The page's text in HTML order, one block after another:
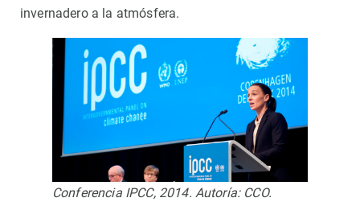
invernadero a la atmósfera.
Conferencia IPCC, 2014. Autoría: CCO.